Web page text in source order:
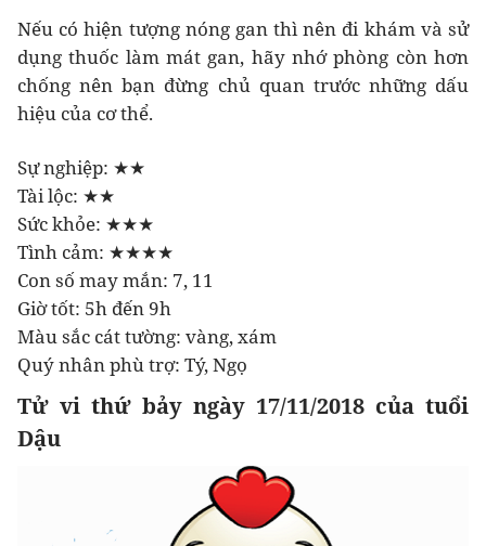
Nếu có hiện tượng nóng gan thì nên đi khám và sử
dụng thuốc làm mát gan, hãy nhớ phòng còn hơn
chống nên bạn đừng chủ quan trước những dấu
hiệu của cơ thể.
Sự nghiệp: ★★
Tài lộc: ★★
Sức khỏe: ★★★
Tình cảm: ★★★★
Con số may mắn: 7, 11
Giờ tốt: 5h đến 9h
Màu sắc cát tường: vàng, xám
Quý nhân phù trợ: Tý, Ngọ
Tử vi thứ bảy ngày 17/11/2018 của tuổi
Dậu